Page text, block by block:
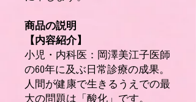
商品の説明
【内容紹介】
小児・内科医：岡澤美江子医師
の60年に及ぶ日常診療の成果。
人間が健康で生きるうえでの最
大の問題は「酸化」です。